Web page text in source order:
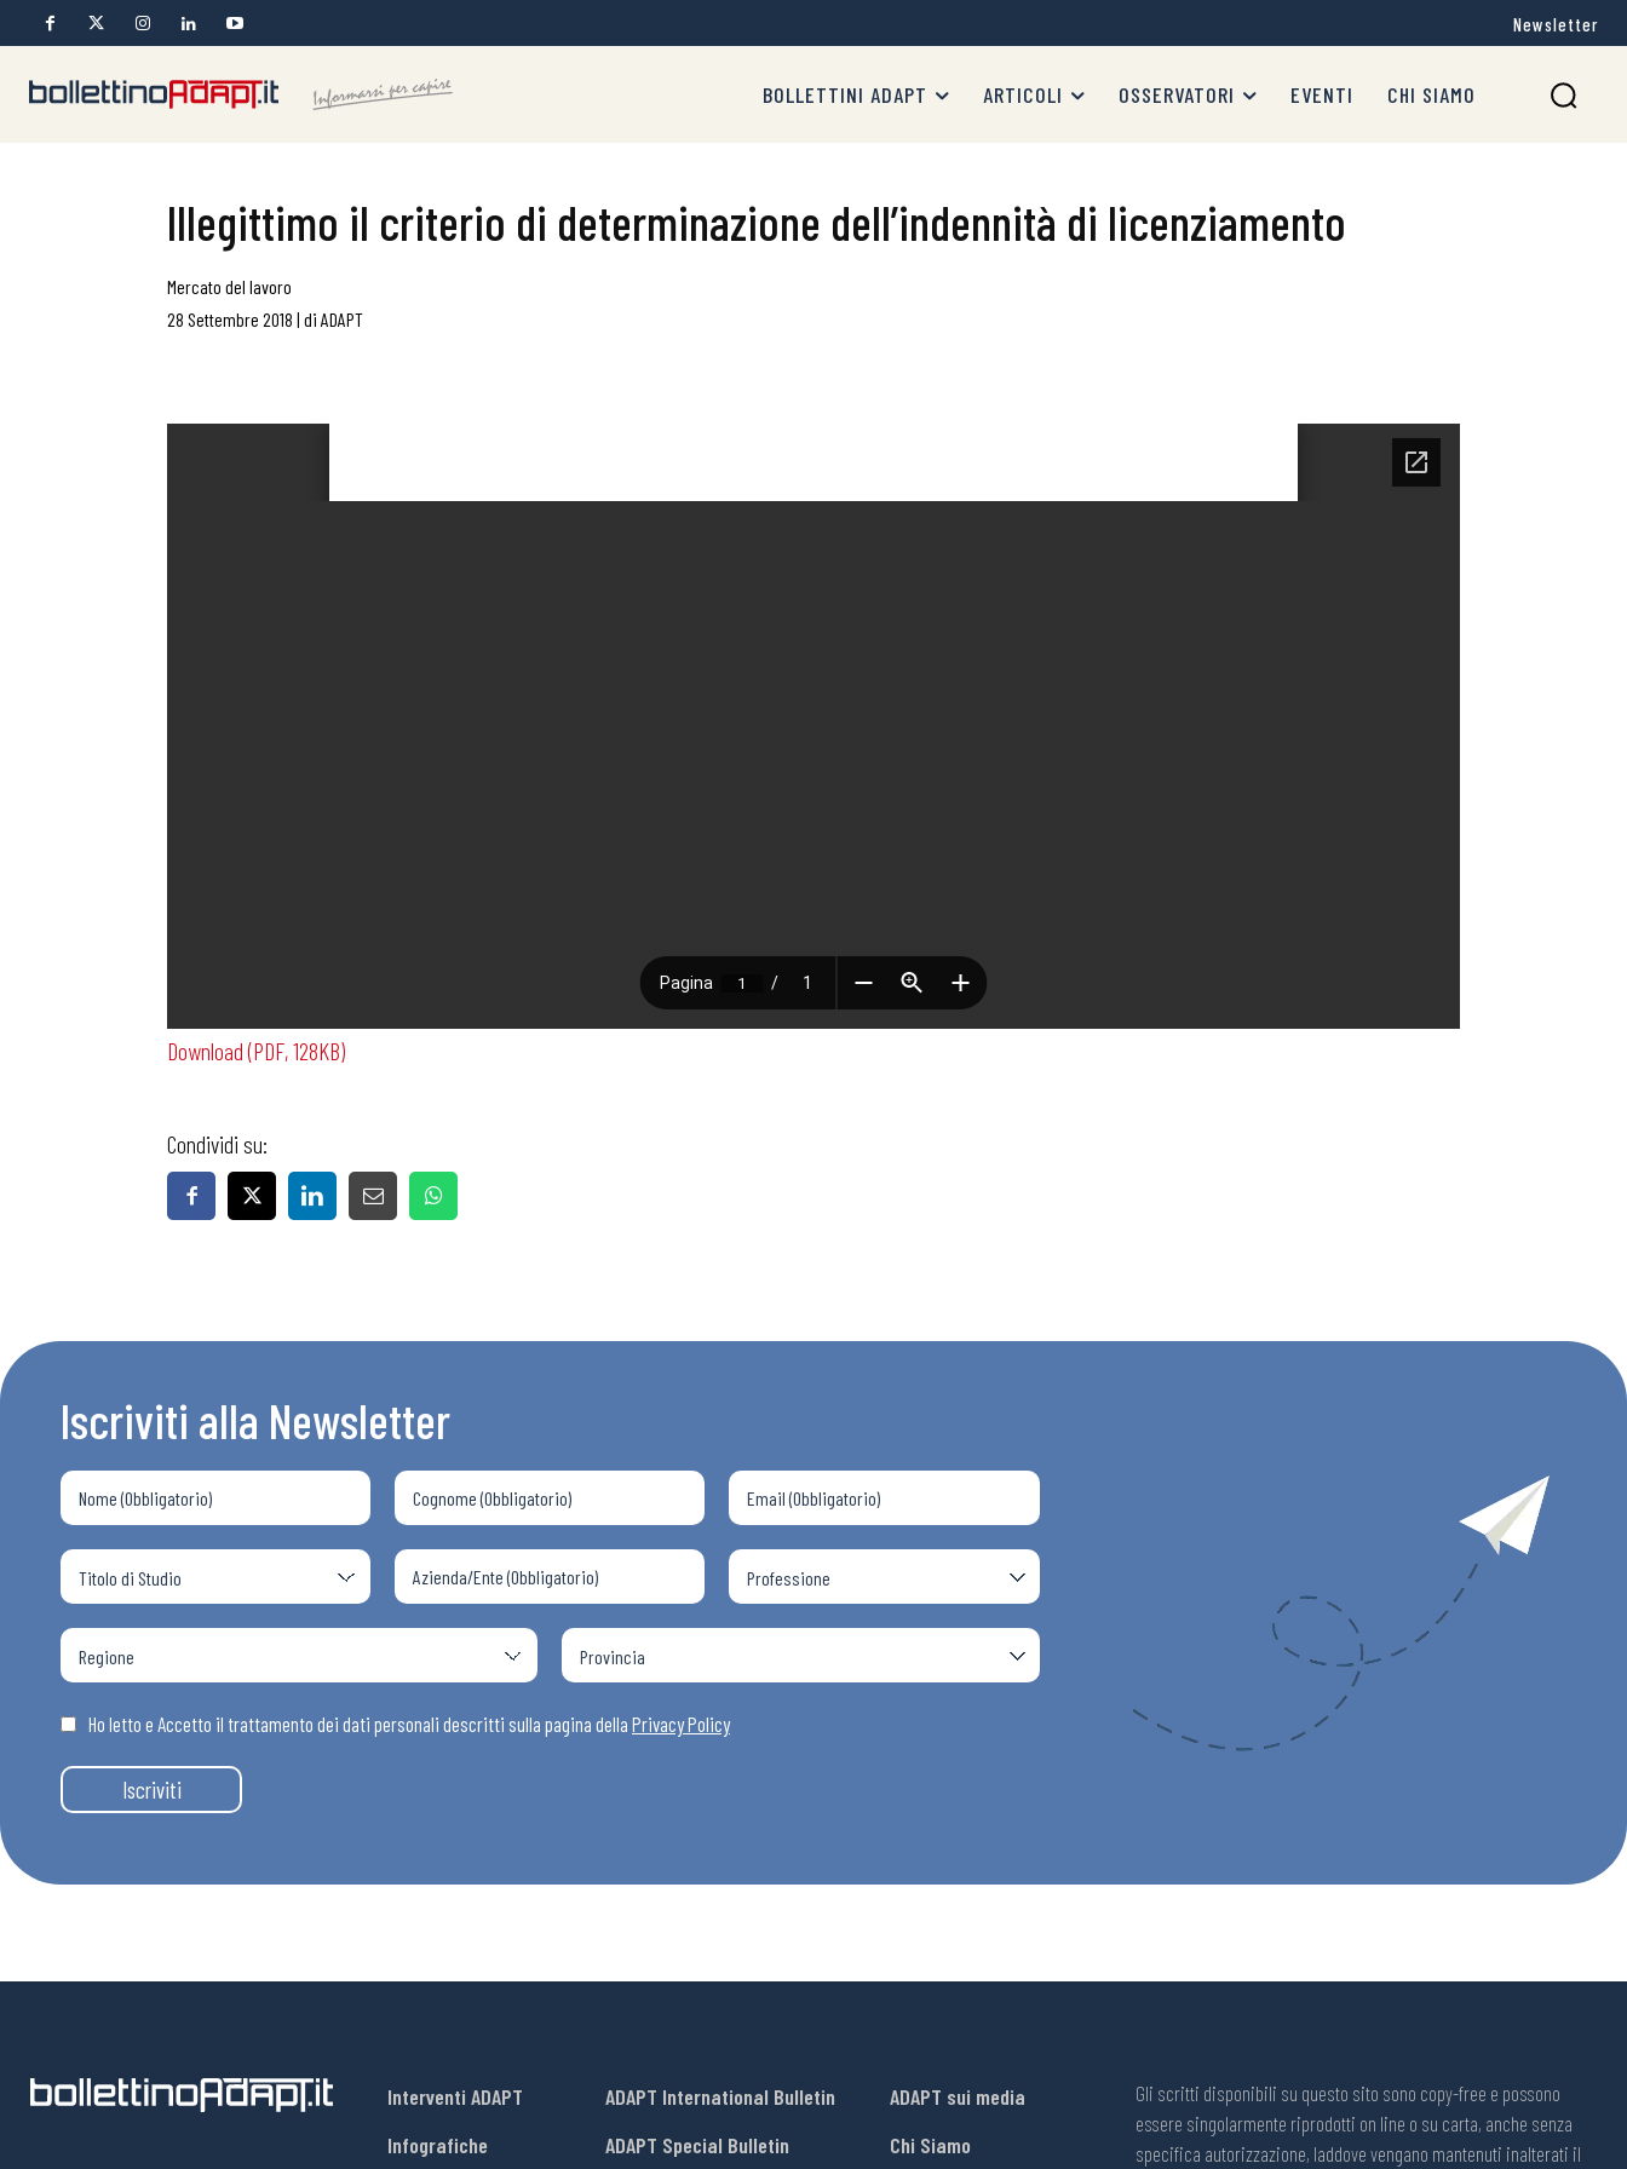
Chi Siamo
Newsletter
BOLLETTINI ADAPT ARTICOLI OSSERVATORI EVENTI CHI SIAMO
Illegittimo il criterio di determinazione dell’indennità di licenziamento
Mercato del lavoro
28 Settembre 2018 | di ADAPT
Download (PDF, 128KB)
Condividi su:
Iscriviti alla Newsletter
Ho letto e Accetto il trattamento dei dati personali descritti sulla pagina della Privacy Policy
Iscriviti
Interventi ADAPT
Infografiche
ADAPT International Bulletin
ADAPT Special Bulletin
ADAPT sui media
Chi Siamo
Gli scritti disponibili su questo sito sono copy-free e possono
essere singolarmente riprodotti on line o su carta, anche senza
specifica autorizzazione, laddove vengano mantenuti inalterati il